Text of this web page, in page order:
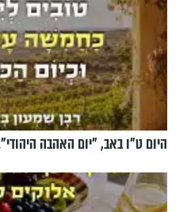
היום ט"ו באב, ”יום האהבה